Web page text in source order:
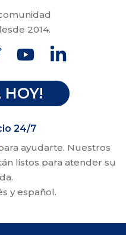
2014.
HOY!
24/7
ayudarte. Nuestros
listos para atender su
y español.